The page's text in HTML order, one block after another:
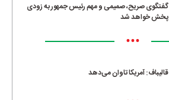
گفتگوی صریح، صمیمی و مهم رئیس جمهور به زودی
پخش خواهد شد
•••
قالیباف: آمریکا تاوان می‌دهد